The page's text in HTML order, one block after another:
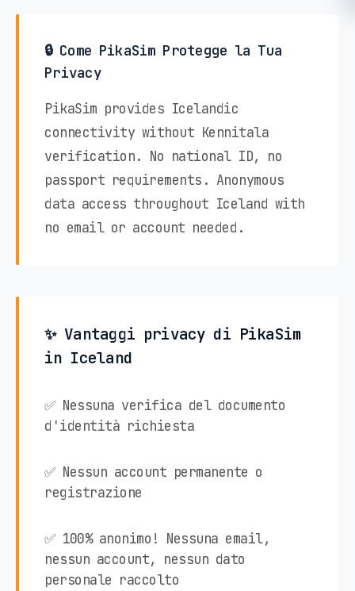
🔒 Come PikaSim Protegge la Tua
Privacy
PikaSim provides Icelandic
connectivity without Kennitala
verification. No national ID, no
passport requirements. Anonymous
data access throughout Iceland with
no email or account needed.
✨ Vantaggi privacy di PikaSim
in Iceland
✅ Nessuna verifica del documento
d'identità richiesta
✅ Nessun account permanente o
registrazione
✅ 100% anonimo! Nessuna email,
nessun account, nessun dato
personale raccolto